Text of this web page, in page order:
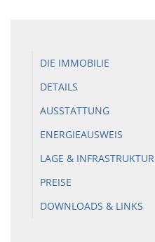
DIE IMMOBILIE
DETAILS
AUSSTATTUNG
ENERGIEAUSWEIS
LAGE & INFRASTRUKTUR
PREISE
DOWNLOADS & LINKS